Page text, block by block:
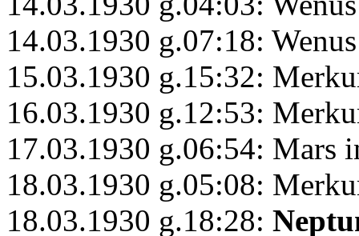
14.03.1930 g.07:18:
15.03.1930 g.15:32:
16.03.1930 g.12:53:
17.03.1930 g.06:54: Mars
18.03.1930 g.05:08:
18.03.1930 g.18:28: